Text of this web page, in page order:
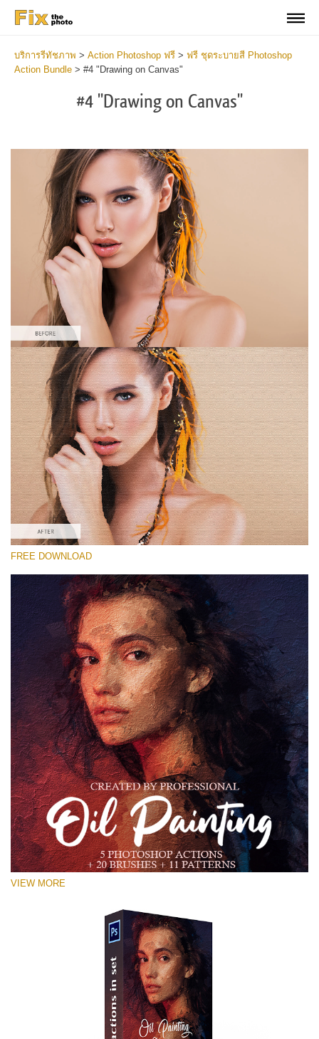
บริการรีทัชภาพ > Action Photoshop ฟรี > ฟรี ชุดระบายสี Photoshop
Action Bundle > #4 "Drawing on Canvas"
#4 "Drawing on Canvas"
โปรดเลือก
Free Oil Painting Action #4
Oil Painting
Double Exposure Complete
Entire Collection
ดาวน์โหลดฟรี
FREE DOWNLOAD
VIEW MORE